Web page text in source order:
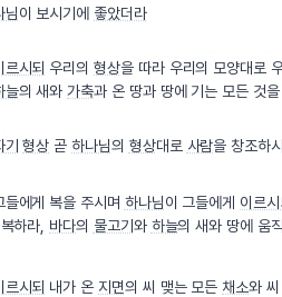
님이 보시기에 좋았더라
르시되 우리의형상을 따라 우리의 모양대로
늘의 새와가축과 온 땅과 땅에 기는 모든 것
기 형상 곧하나님의 형상대로 사람을 창조하
들에게 복을 주시며 하나님이 그들에게 이르시
하라, 바다의 물고기 와 하늘의 새와 땅에 움
르시되 내가 온 지면의 씨 맺는 모든 채소와